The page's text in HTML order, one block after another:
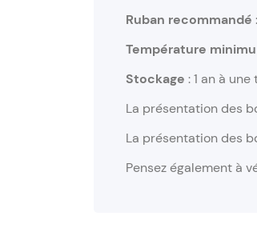
Ruban recommandé
Température
Stockage : 1 an à
La présentation des
La présentation des
Pensez également à